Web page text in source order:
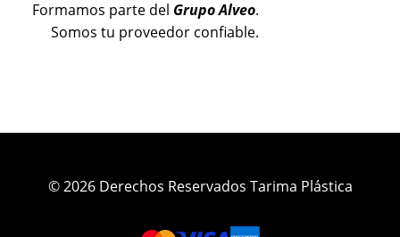
Formamos parte del Grupo Alveo.
Somos tu proveedor confiable.
© 2026 Derechos Reservados Tarima Plástica